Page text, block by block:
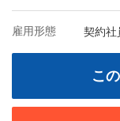
雇用形態 契約社
こ